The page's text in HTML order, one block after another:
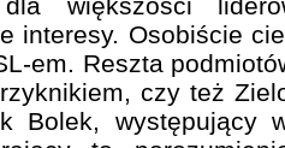
interesy. Osobiście
em. Reszta
czy też
Bolek, występujący